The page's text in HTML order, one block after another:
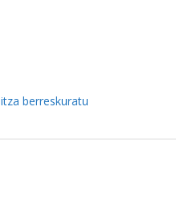
berreskuratu